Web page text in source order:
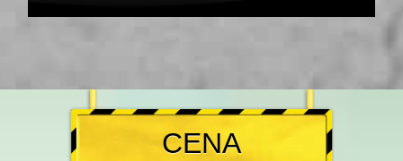
CENA